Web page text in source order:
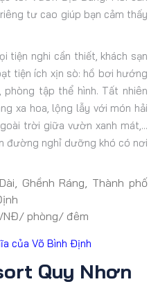
tư cao giúp bạn cảm thấy
tiện nghi cần thiết, khách sạn
tiện ích xịn sò: hồ bơi hướng
phòng tập thể hình. Tất nhiên
xa hoa, lộng lẫy với món hải
trời giữa vườn xanh mát,...
đường nghỉ dưỡng khó có nơi
Ghềnh Ráng, Thành phố
phòng/ đêm
của Võ Bình Định
Quy Nhơn